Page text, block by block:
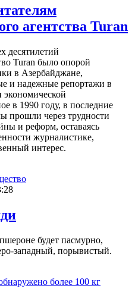
агентства Turan
десятилетий
Turan было опорой
в Азербайджане,
и надежные репортажи в
экономической
в 1990 году, в последние
прошли через трудности
и реформ, оставаясь
журналистике,
интерес.
будет пасмурно,
западный, порывистый.